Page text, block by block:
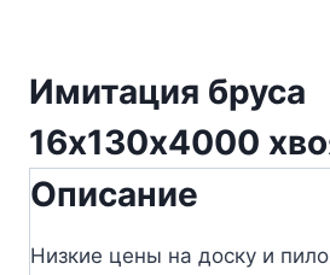
Имитация бруса
16х130х4000
Описание
Низкие цены на доску и